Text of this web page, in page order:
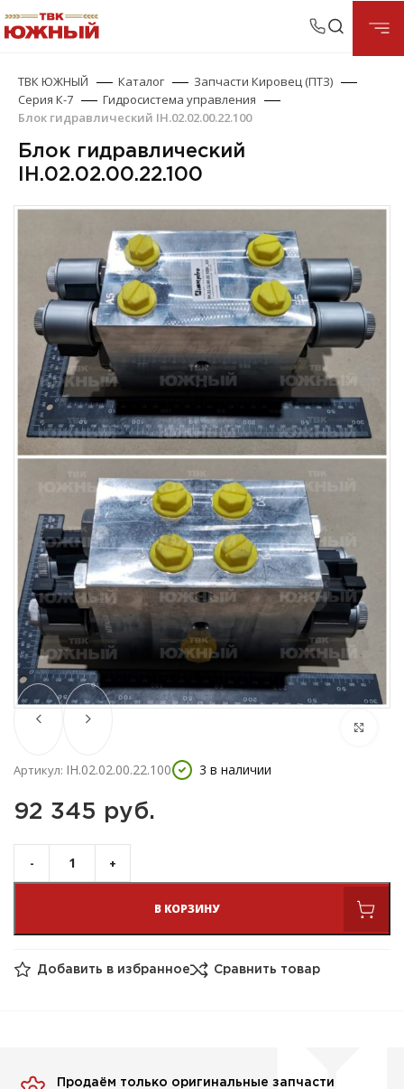
ТВК ЮЖНЫЙ Каталог
Запчасти Кировец (ПТЗ)
Серия К-7
Гидросистема управления
Блок гидравлический IH.02.02.00.22.100
Блок гидравлический
IH.02.02.00.22.100
Артикул: IH.02.02.00.22.100 3 в наличии
92 345 руб.
В КОРЗИНУ
Добавить в избранное Сравнить товар
Продаём только оригинальные запчасти